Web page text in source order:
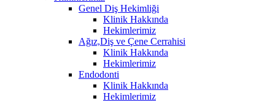
Genel Diş Hekimliği
Klinik Hakkında
Hekimlerimiz
Ağız,Diş ve Çene Cerrahisi
Klinik Hakkında
Hekimlerimiz
Endodonti
Klinik Hakkında
Hekimlerimiz